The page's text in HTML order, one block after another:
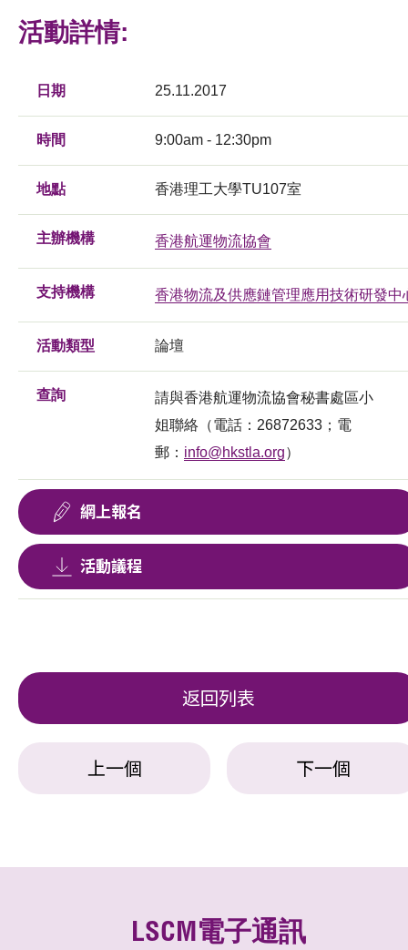
活動詳情:
日期 25.11.2017
時間 9:00am - 12:30pm
地點 香港理工大學TU107室
主辦機構 香港航運物流協會
支持機構 香港物流及供應鏈管理應用技術研發中
活動類型 論壇
查詢
請與香港航運物流協會秘書處區小
姐聯絡（電話：26872633；電
郵： info@hkstla.org）
網上報名
活動議程
返回列表
上一個 下一個
LSCM電子通訊